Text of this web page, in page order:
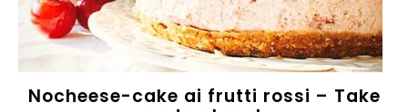
Nocheese-cake ai frutti rossi – Take